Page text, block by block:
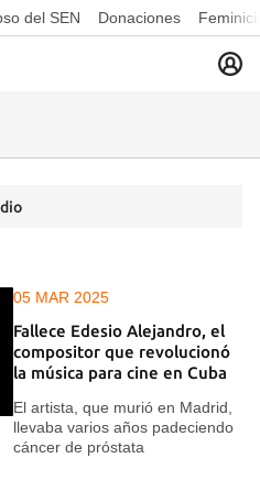
del SEN Donaciones
05 MAR 2025
Fallece Edesio Alejandro, el
compositor que revolucionó
la música para cine en Cuba
El artista, que murió en Madrid,
llevaba varios años padeciendo
cáncer de próstata